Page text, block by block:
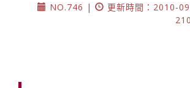
NO.746 |
更新時間：2010-